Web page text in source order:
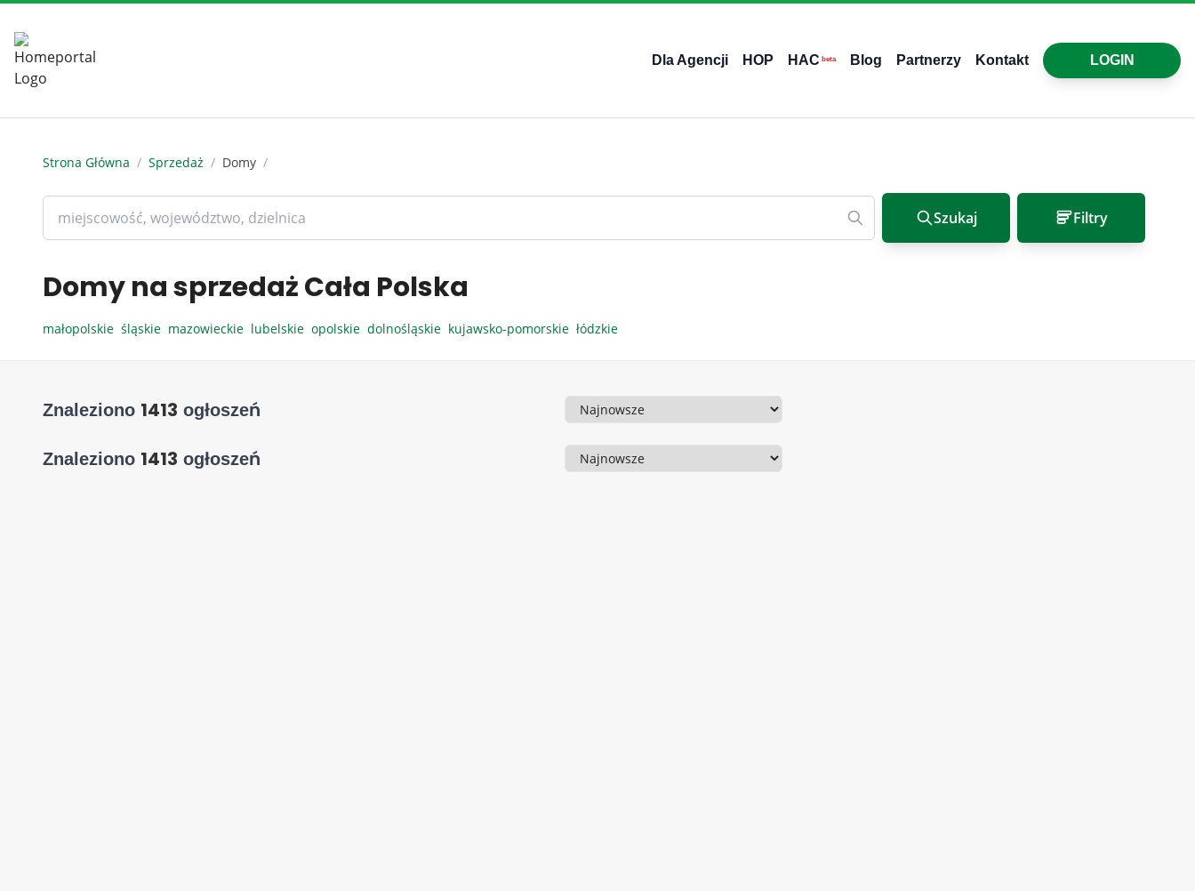
Dla Agencji HOP HAC beta Blog Partnerzy Kontakt LOGIN
Strona Główna / Sprzedaż / Domy /
Szukaj Filtry
Domy na sprzedaż Cała Polska
małopolskie śląskie mazowieckie lubelskie opolskie dolnośląskie kujawsko-pomorskie łódzkie
Znaleziono 1413 ogłoszeń Sortowanie
Znaleziono 1413 ogłoszeń Sortowanie